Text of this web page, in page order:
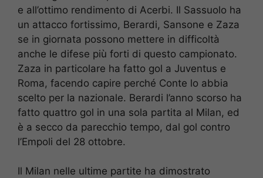
e all’ottimo rendimento di Acerbi. Il Sassuolo ha
un attacco fortissimo, Berardi, Sansone e Zaza
se in giornata possono mettere in difficoltà
anche le difese più forti di questo campionato.
Zaza in particolare ha fatto gol a Juventus e
Roma, facendo capire perché Conte lo abbia
scelto per la nazionale. Berardi l’anno scorso ha
fatto quattro gol in una sola partita al Milan, ed
è a secco da parecchio tempo, dal gol contro
l’Empoli del 28 ottobre.
Il Milan nelle ultime partite ha dimostrato